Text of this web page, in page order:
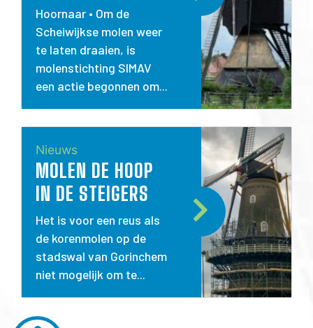
Hoornaar • Om de
Scheiwijkse molen weer
te laten draaien, is
molenstichting SIMAV
een actie begonnen om...
Nieuws
MOLEN DE HOOP
IN DE STEIGERS
Het is voor een reus als
de korenmolen op de
stadswal van Gorinchem
niet mogelijk om te...